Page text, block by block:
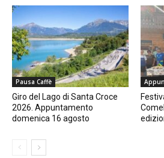
Pausa Caffè
Giro del Lago di Santa Croce
2026. Appuntamento
domenica 16 agosto